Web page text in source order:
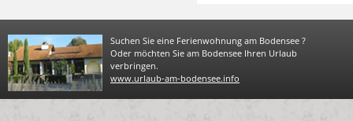
Suchen Sie eine Ferienwohnung am Bodensee ?
Oder möchten Sie am Bodensee Ihren Urlaub
verbringen.
www.urlaub-am-bodensee.info